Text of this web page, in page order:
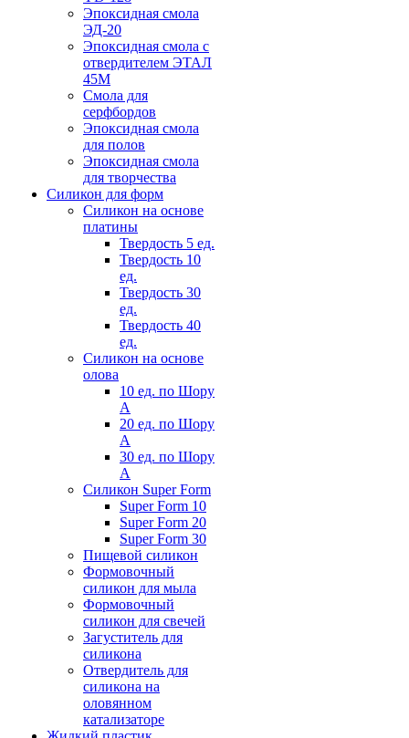
Эпоксидная смола
ЭД-20
Эпоксидная смола с
отвердителем ЭТАЛ
45М
Смола для
серфбордов
Эпоксидная смола
для полов
Эпоксидная смола
для творчества
Силикон для форм
Силикон на основе
платины
Твердость 5 ед.
Твердость 10
ед.
Твердость 30
ед.
Твердость 40
ед.
Силикон на основе
олова
10 ед. по Шору
А
20 ед. по Шору
А
30 ед. по Шору
А
Силикон Super Form
Super Form 10
Super Form 20
Super Form 30
Пищевой силикон
Формовочный
силикон для мыла
Формовочный
силикон для свечей
Загуститель для
силикона
Отвердитель для
силикона на
оловянном
катализаторе